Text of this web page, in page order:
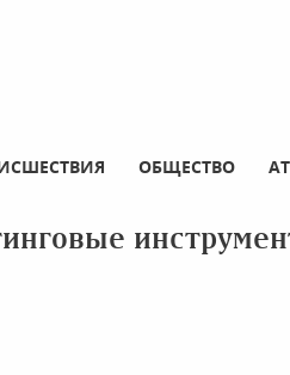
ОБЩЕСТВО